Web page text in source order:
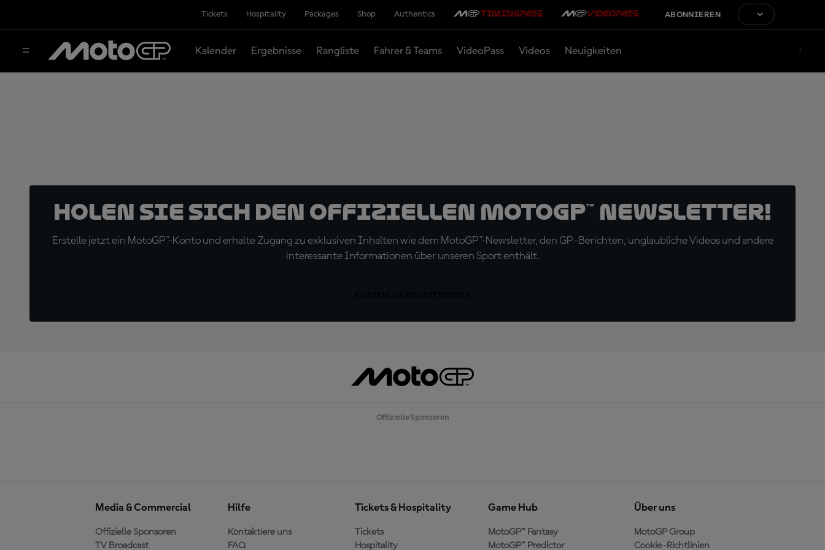
Tickets Hospitality Packages Shop Authentics ABONNIEREN
Kalender Ergebnisse Rangliste Fahrer & Teams VideoPass Videos Neuigkeiten
Holen Sie sich den offiziellen MotoGP™ Newsletter!
Erstelle jetzt ein MotoGP™-Konto und erhalte Zugang zu exklusiven Inhalten wie dem MotoGP™-Newsletter, den GP-Berichten, unglaubliche Videos und andere
interessante Informationen über unseren Sport enthält.
Offizielle Sponsoren
Media & Commercial
Offizielle Sponsoren
TV Broadcast
Hilfe
Kontaktiere uns
FAQ
Tickets & Hospitality
Tickets
Hospitality
Game Hub
MotoGP™ Fantasy
MotoGP™ Predictor
Über uns
MotoGP Group
Cookie-Richtlinien